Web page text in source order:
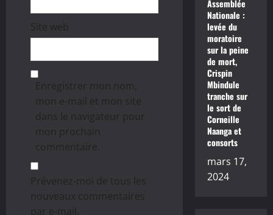
Site web
Enregistrer mon nom,
mon e-mail et mon site
dans le navigateur pour
mon prochain
commentaire.
Prévenez-moi de tous les
nouveaux commentaires
par e-mail.
Assemblée
Nationale :
levée du
moratoire
sur la peine
de mort,
Crispin
Mbindule
tranche sur
le sort de
Corneille
Naanga et
consorts
mars 17,
2024